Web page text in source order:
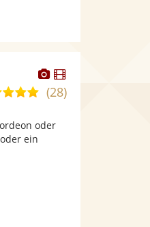
Dieser
Künstler
stellt
bereit.
Dieser
Künstler
4,8
5
(28)
oder
ein